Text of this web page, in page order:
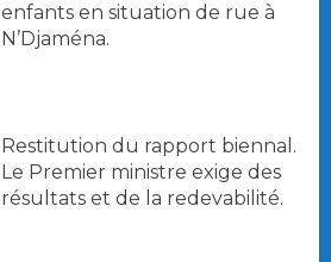
enfants en situation de rue à
N’Djaména.
Restitution du rapport biennal.
Le Premier ministre exige des
résultats et de la redevabilité.